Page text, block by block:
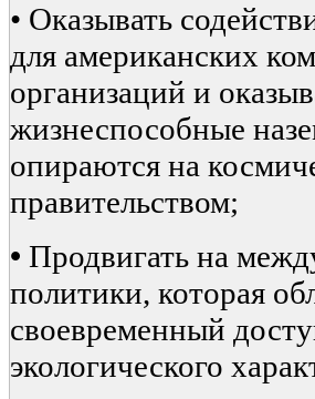
• Оказывать
для американских
организаций и
жизнеспособные
опираются на
правительством;
• Продвигать на
политики, которая
своевременный
экологического